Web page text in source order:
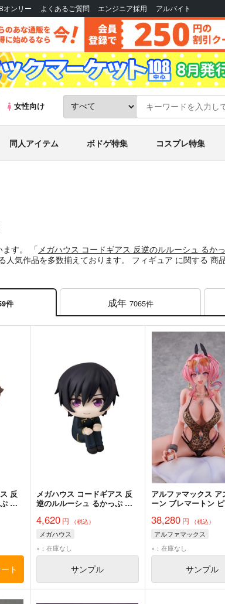
オンリー よくあるご質問 エンジニア採用 アルバイト
女性向け
同人アイテム ボドゲ特集 コスプレ特集
す。 「メガハウス コードギアス 反逆のルルーシュ るか
人気作品を多数揃えております。 フィギュア に関する 商
件 成年 7065件
反
枢
ト
メガハウス コードギアス 反
逆のルルーシュ るかっぷ ル
品
4,620円 （税込）
メガハウス
×：在庫なし
サンプル
アルファマックス ア
ーン ブレマートン
品
38,280円 （税込）
アルファマックス
×：在庫なし
サンプル